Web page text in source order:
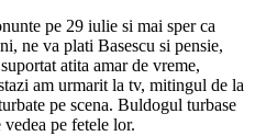
pe 29 iulie si mai sper ca
ne va plati Basescu si pensie,
atita amar de vreme,
am urmarit la tv, mitingul de la
pe scena. Buldogul turbase
pe fetele lor.